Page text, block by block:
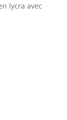
lycra avec